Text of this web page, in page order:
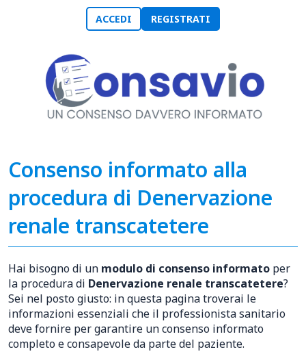
ACCEDI REGISTRATI
Consenso informato alla
procedura di Denervazione
renale transcatetere
Hai bisogno di un modulo di consenso informato per
la procedura di Denervazione renale transcatetere?
Sei nel posto giusto: in questa pagina troverai le
informazioni essenziali che il professionista sanitario
deve fornire per garantire un consenso informato
completo e consapevole da parte del paziente.